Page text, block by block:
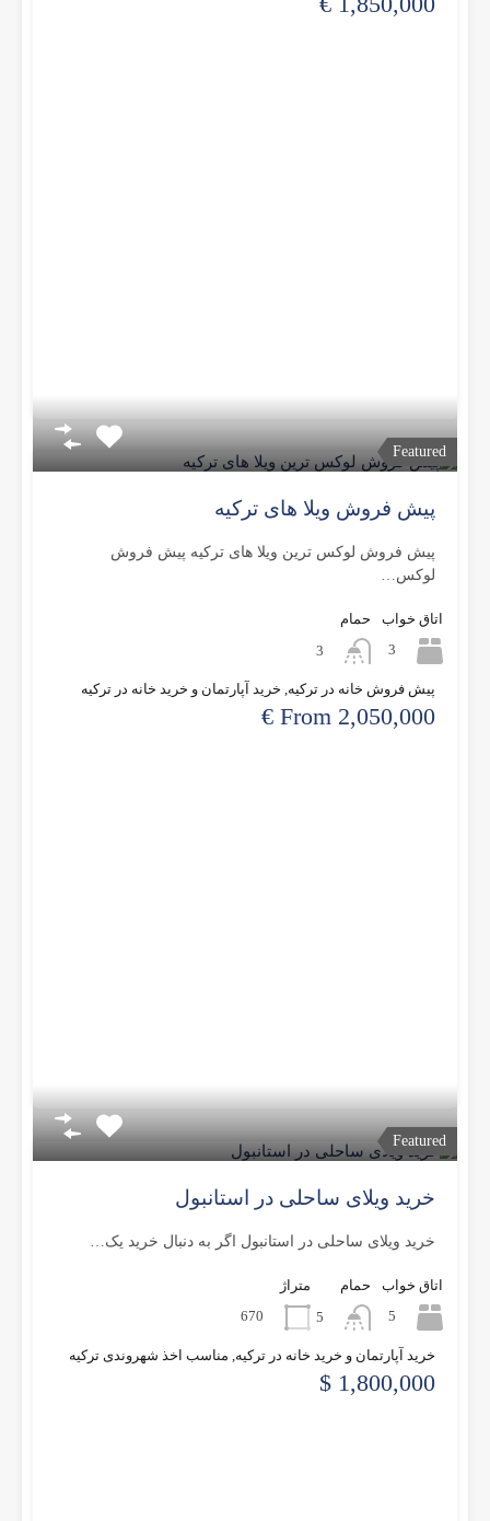
Featured
پیش فروش ویلا های ترکیه
پیش فروش لوکس ترین ویلا های ترکیه پیش فروش
لوکس…
اتاق خواب
3
حمام
3
پیش فروش خانه در ترکیه, خرید آپارتمان و خرید خانه در ترکیه
From 2,050,000 €
Featured
خرید ویلای ساحلی در استانبول
خرید ویلای ساحلی در استانبول اگر به دنبال خرید یک…
اتاق خواب
5
حمام
5
متراژ
670
خرید آپارتمان و خرید خانه در ترکیه, مناسب اخذ شهروندی ترکیه
1,800,000 $